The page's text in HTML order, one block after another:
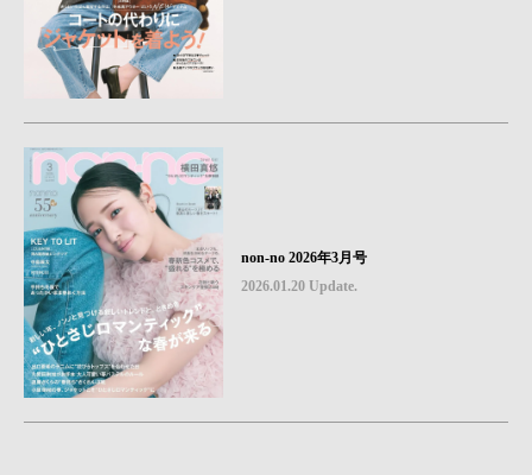
non-no 2026年3月号
2026.01.20 Update.